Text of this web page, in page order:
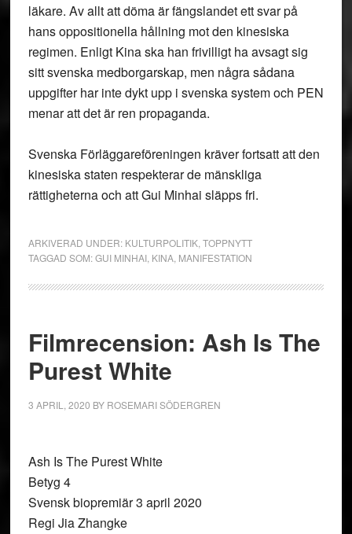
läkare. Av allt att döma är fängslandet ett svar på
hans oppositionella hållning mot den kinesiska
regimen. Enligt Kina ska han frivilligt ha avsagt sig
sitt svenska medborgarskap, men några sådana
uppgifter har inte dykt upp i svenska system och PEN
menar att det är ren propaganda.
Svenska Förläggareföreningen kräver fortsatt att den
kinesiska staten respekterar de mänskliga
rättigheterna och att Gui Minhai släpps fri.
ARKIVERAD UNDER: KULTURPOLITIK, TOPPNYTT
TAGGAD SOM:GUI MINHAI, KINA, MANIFESTATION
Filmrecension: Ash Is The
Purest White
3 APRIL, 2020 BY ROSEMARI SÖDERGREN
Ash Is The Purest White
Betyg 4
Svensk biopremiär 3 april 2020
Regi Jia Zhangke